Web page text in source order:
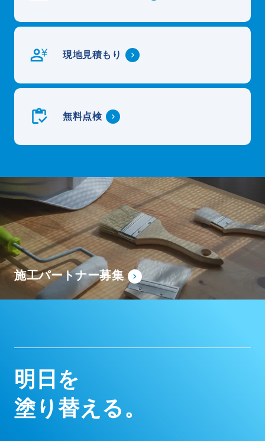
現地見積もり
無料点検
施工パートナー募集
明 日 を
塗り替え る。